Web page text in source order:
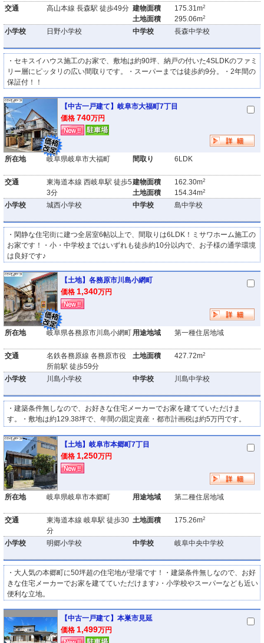
交通 高山本線 長森駅 徒歩49分 建物面積
土地面積
175.31m2
295.06m2
小学校 日野小学校 中学校 長森中学校
・セキスイハウス施工のお家で、敷地は約90坪、納戸の付いた4SLDKのファミ
リー層にピッタリの広い間取りです。・スーパーまでは徒歩約9分。・2年間の
保証付！！
【中古一戸建て】岐阜市大福町7丁目
価格 740万円
所在地 岐阜県岐阜市大福町 間取り 6LDK
交通
東海道本線 西岐阜駅 徒歩5
3分
建物面積
土地面積
162.30m2
154.34m2
小学校 城西小学校 中学校 島中学校
・閑静な住宅街に建つ全居室6帖以上で、間取りは6LDK！ミサワホーム施工の
お家です！・小・中学校まではいずれも徒歩約10分以内で、お子様の通学環境
は良好です♪
【土地】各務原市川島小網町
価格 1,340万円
所在地 岐阜県各務原市川島小網町 用途地域 第一種住居地域
交通
名鉄各務原線 各務原市役
所前駅 徒歩59分
土地面積 427.72m2
小学校 川島小学校 中学校 川島中学校
・建築条件無しなので、お好きな住宅メーカーでお家を建てていただけま
す。・敷地は約129.38坪で、年間の固定資産・都市計画税は約5万円です。
【土地】岐阜市本郷町7丁目
価格 1,250万円
所在地 岐阜県岐阜市本郷町 用途地域 第二種住居地域
交通
東海道本線 岐阜駅 徒歩30
分
土地面積 175.26m2
小学校 明郷小学校 中学校 岐阜中央中学校
・大人気の本郷町に50坪超の住宅地が登場です！・建築条件無しなので、お好
きな住宅メーカーでお家を建てていただけます♪・小学校やスーパーなども近い
便利な立地。
【中古一戸建て】本巣市見延
価格 1,499万円